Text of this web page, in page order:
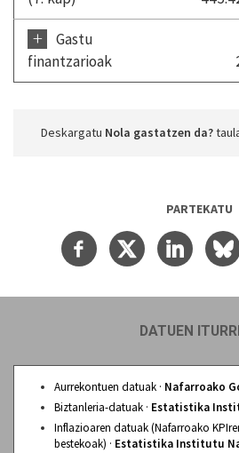
+
Gastu
finantzarioak
Deskargatu Nola gastatzen da?
PARTEKATU
DATUEN
Aurrekontuen datuak · Nafarroako
Biztanleria-datuak · Estatistika
Inflazioaren datuak (Nafarroako
bestekoak) · Estatistika Institutu